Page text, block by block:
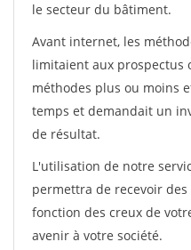
le secteur du bâtiment.
Avant internet, les
limitaient aux prospectus
méthodes plus ou moins
temps et demandait un
de résultat.
L'utilisation de notre
permettra de recevoir
fonction des creux de
avenir à votre société.